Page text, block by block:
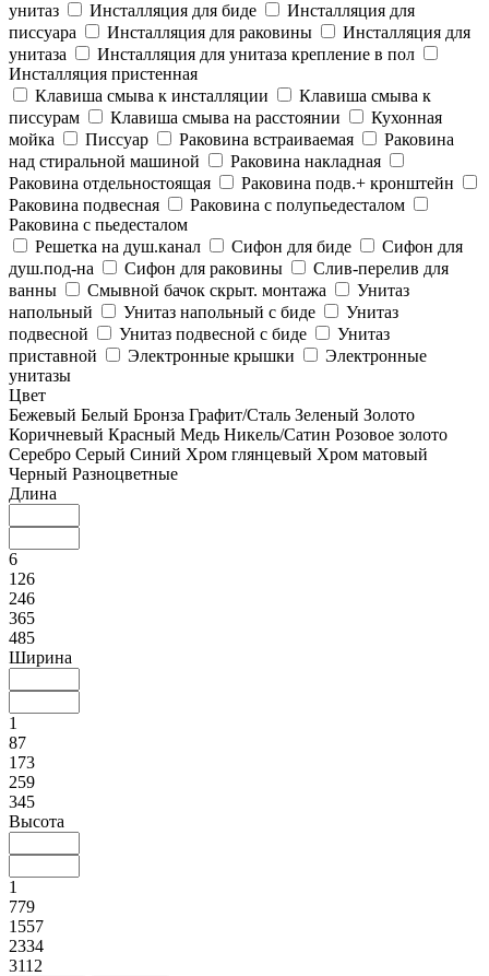
унитаз
Инсталляция для биде
Инсталляция для
писсуара
Инсталляция для раковины
Инсталляция для
унитаза
Инсталляция для унитаза крепление в пол
Инсталляция пристенная
Клавиша смыва к инсталляции
Клавиша смыва к
писсурам
Клавиша смыва на расстоянии
Кухонная
мойка
Писсуар Раковина встраиваемая
Раковина
над стиральной машиной
Раковина накладная
Раковина отдельностоящая
Раковина подв.+ кронштейн
Раковина подвесная
Раковина с полупьедесталом
Раковина с пьедесталом
Решетка на душ.канал
Сифон для биде
Сифон для
душ.под-на
Сифон для раковины
Слив-перелив для
ванны
Смывной бачок скрыт. монтажа
Унитаз
напольный
Унитаз напольный с биде
Унитаз
подвесной
Унитаз подвесной с биде
Унитаз
приставной
Электронные крышки
Электронные
унитазы
Цвет
Бежевый Белый Бронза Графит/Сталь Зеленый Золото
Коричневый Красный Медь Никель/Сатин Розовое золото
Серебро Серый Синий Хром глянцевый Хром матовый
Черный Разноцветные
Длина
6
126
246
365
485
Ширина
1
87
173
259
345
Высота
1
779
1557
2334
3112